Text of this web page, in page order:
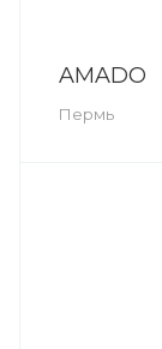
AMADO
Пермь